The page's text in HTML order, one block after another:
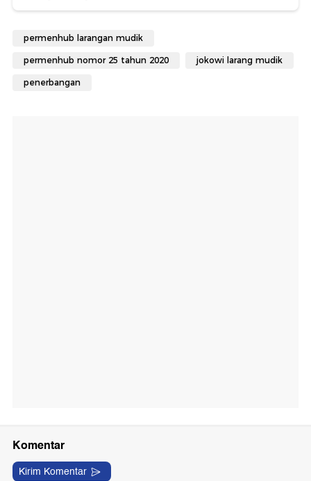
permenhub larangan mudik
permenhub nomor 25 tahun 2020 jokowi larang mudik
penerbangan